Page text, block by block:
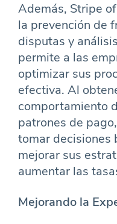
Además, Stripe
la prevención de
disputas y
permite a las
optimizar sus
efectiva. Al
comportamiento
patrones de
tomar decisiones
mejorar sus
aumentar las
Mejorando la